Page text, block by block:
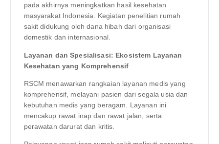
pada akhirnya meningkatkan hasil kesehatan
masyarakat Indonesia. Kegiatan penelitian rumah
sakit didukung oleh dana hibah dari organisasi
domestik dan internasional.
Layanan dan Spesialisasi: Ekosistem Layanan
Kesehatan yang Komprehensif
RSCM menawarkan rangkaian layanan medis yang
komprehensif, melayani pasien dari segala usia dan
kebutuhan medis yang beragam. Layanan ini
mencakup rawat inap dan rawat jalan, serta
perawatan darurat dan kritis.